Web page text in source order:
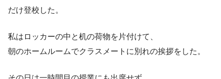
だけ登校した。
私はロッカーの中と机の荷物を片付けて、
朝のホームルームでクラスメートに別れの挨拶をした。